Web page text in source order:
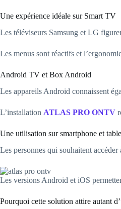
Une expérience idéale sur Smart TV
Les téléviseurs Samsung et LG
Les menus sont réactifs et
Android TV et Box Android
Les appareils Android connaissent
L’installation ATLAS PRO ONTV
Une utilisation sur smartphone et
Les personnes qui souhaitent
Les versions Android et iOS
Pourquoi cette solution attire autant